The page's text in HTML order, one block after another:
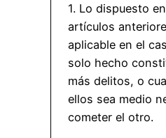
1. Lo dispuesto
artículos
aplicable en el
solo hecho
más delitos, o
ellos sea medio
cometer el otro.